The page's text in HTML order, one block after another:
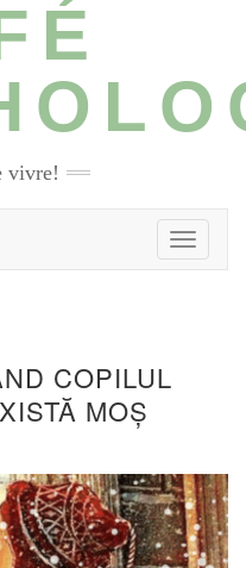
vivre!
Toggle
COPILUL
MOȘ